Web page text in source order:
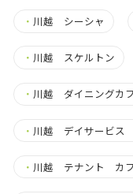
・ 川越 シーシャ
・ 川越 スケルトン
・ 川越 ダイニングカ
・ 川越 デイサービス
・ 川越 テナント カ